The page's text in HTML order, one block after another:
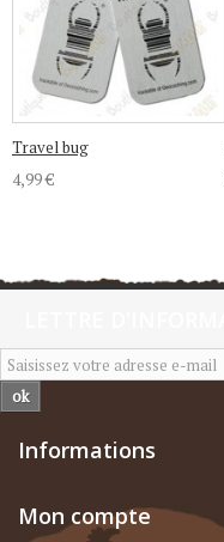
Travel bug
4,99 €
ok
Informations
Mon compte